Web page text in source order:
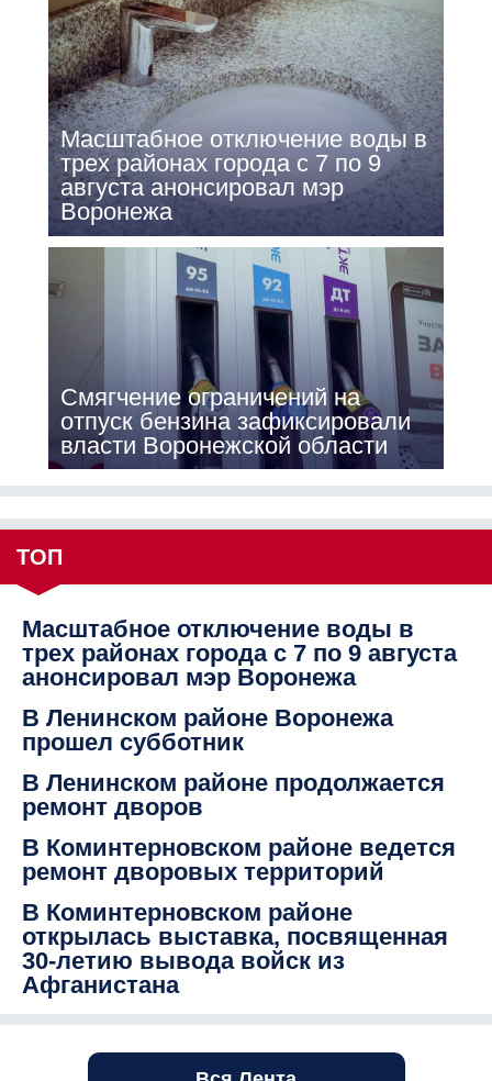
Масштабное отключение воды в
трех районах города с 7 по 9
августа анонсировал мэр
Воронежа
Смягчение ограничений на
отпуск бензина зафиксировали
власти Воронежской области
ТОП
Масштабное отключение воды в
трех районах города с 7 по 9 августа
анонсировал мэр Воронежа
В Ленинском районе Воронежа
прошел субботник
В Ленинском районе продолжается
ремонт дворов
В Коминтерновском районе ведется
ремонт дворовых территорий
В Коминтерновском районе
открылась выставка, посвященная
30-летию вывода войск из
Афганистана